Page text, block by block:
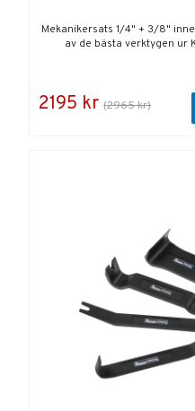
Mekanikersats 1/4" + 3/8"
av de bästa verktygen ur
2195 kr (2965 kr)